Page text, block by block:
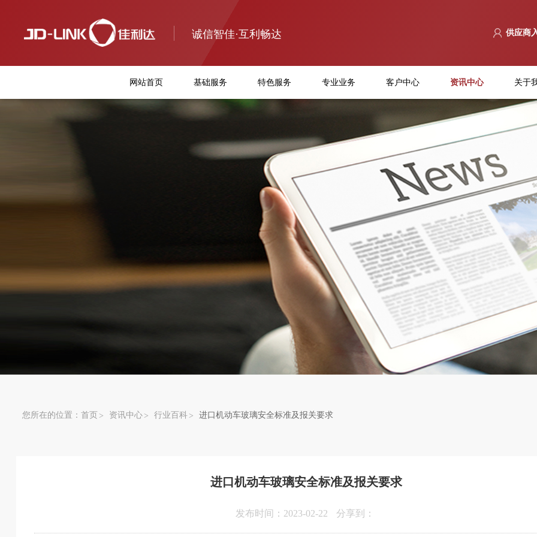
诚信智佳·互利畅达 供应商
网站首页 基础服务 特色服务 专业业务 客户中心 资讯中心 关于
您所在的位置： 首页 资讯中心 行业百科 进口机动车玻璃安全标准及报关要求
进口机动车玻璃安全标准及报关要求
发布时间：2023-02-22 分享到：